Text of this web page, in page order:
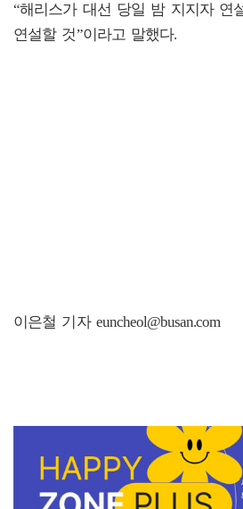
“해리스가 대선 당일 밤 지지자 연
연설할 것”이라고 말했다.
이은철 기자 euncheol@busan.com